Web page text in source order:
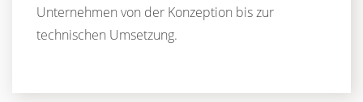
Unternehmen von der Konzeption bis zur
technischen Umsetzung.